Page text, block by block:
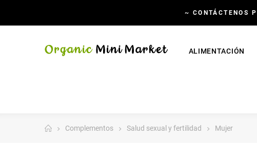
~ CONTÁCTENOS
ALIMENTACIÓN
Complementos Salud sexual y fertilidad Mujer